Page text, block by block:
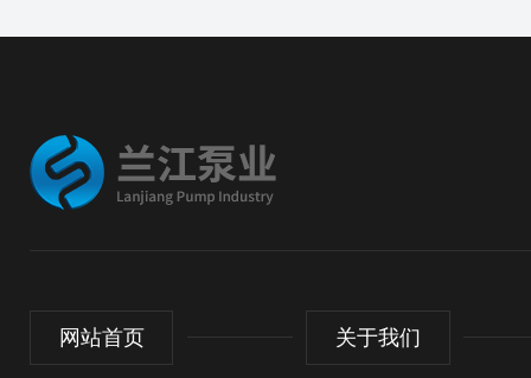
网站首页 关于我们